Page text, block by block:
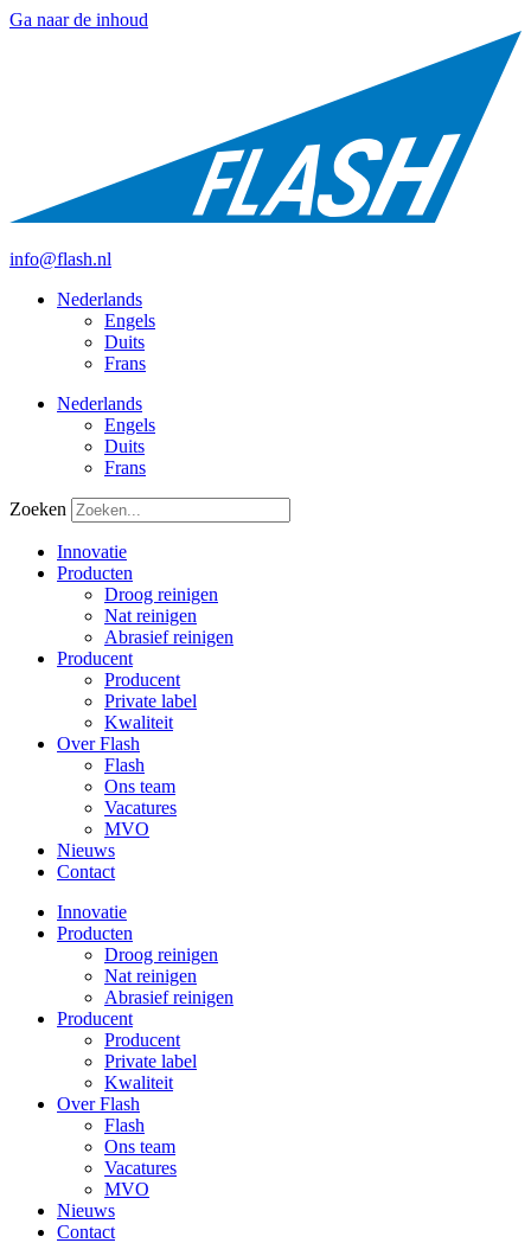
Ga naar de inhoud
info@flash.nl
Nederlands
Engels
Duits
Frans
Nederlands
Engels
Duits
Frans
Zoeken
Innovatie
Producten
Droog reinigen
Nat reinigen
Abrasief reinigen
Producent
Producent
Private label
Kwaliteit
Over Flash
Flash
Ons team
Vacatures
MVO
Nieuws
Contact
Innovatie
Producten
Droog reinigen
Nat reinigen
Abrasief reinigen
Producent
Producent
Private label
Kwaliteit
Over Flash
Flash
Ons team
Vacatures
MVO
Nieuws
Contact